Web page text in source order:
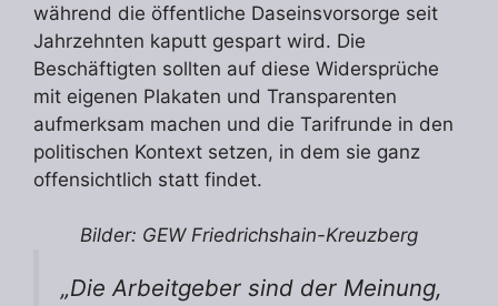
während die öffentliche Daseinsvorsorge seit
Jahrzehnten kaputt gespart wird. Die
Beschäftigten sollten auf diese Widersprüche
mit eigenen Plakaten und Transparenten
aufmerksam machen und die Tarifrunde in den
politischen Kontext setzen, in dem sie ganz
offensichtlich statt findet.
Bilder: GEW Friedrichshain-Kreuzberg
„Die Arbeitgeber sind der Meinung,